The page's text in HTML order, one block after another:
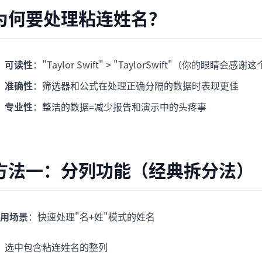
管理里程碑、负责人、交付和进度。
用于看板、KPI复盘和经营分析。
快速入门
帮助新用户和团队快速上手。
何要处理粘连姓名？
可读性："Taylor Swift" > "TaylorSwift"（你的眼睛会感谢这
准确性：筛选器和公式在处理正确分隔的数据时表现更佳
专业性：整洁的数据=减少报告和演示中的头疼事
法一：分列功能（经典拆分法）
场景：快速处理"名+姓"模式的姓名
选中包含粘连姓名的整列